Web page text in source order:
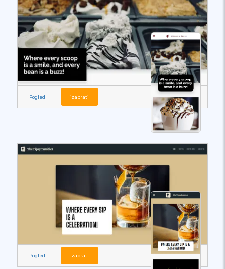
Pogled izabrati
Pogled izabrati